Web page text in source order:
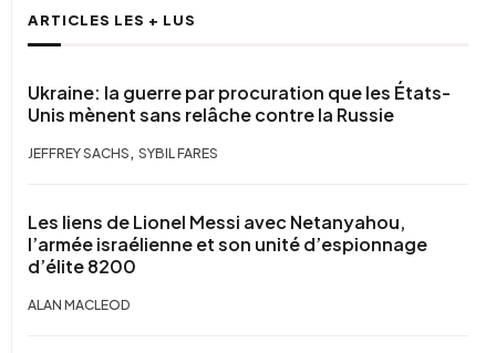
ARTICLES LES + LUS
Ukraine: la guerre par procuration que les États-
Unis mènent sans relâche contre la Russie
JEFFREY SACHS , SYBIL FARES
Les liens de Lionel Messi avec Netanyahou,
l’armée israélienne et son unité d’espionnage
d’élite 8200
ALAN MACLEOD